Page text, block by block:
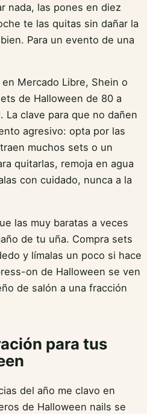
nada, las pones en diez
te las quitas sin dañar la
Para un evento de una
Mercado Libre, Shein o
de Halloween de 80 a
La clave para que no dañen
agresivo: opta por las
muchos sets o un
quitarlas, remoja en agua
con cuidado, nunca a la
las muy baratas a veces
de tu uña. Compra sets
y límalas un poco si hace
on de Halloween se ven
de salón a una fracción
para tus
del año me clavo en
de Halloween nails se